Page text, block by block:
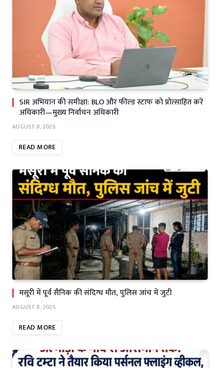
SIR अभियान की समीक्षा: BLO और फील्ड स्टाफ को प्रोत्साहित करें
अधिकारी—मुख्य निर्वाचन अधिकारी
AUGUST 8, 2026
READ MORE
मसूरी में पूर्व सैनिक की संदिग्ध मौत, पुलिस जांच में जुटी
AUGUST 8, 2026
READ MORE